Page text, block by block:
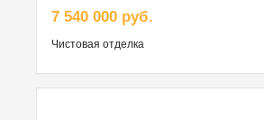
7 540 000 руб.
Чистовая отделка